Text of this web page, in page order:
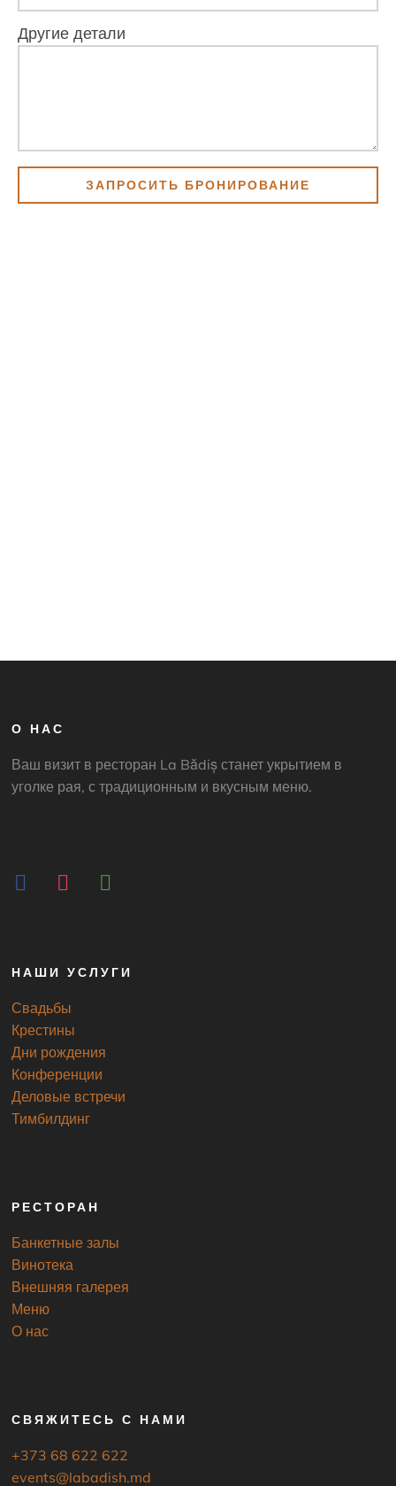
Другие детали
О НАС
Ваш визит в ресторан La Bădiș станет укрытием в
уголке рая, с традиционным и вкусным меню.
facebookinstagramtripadvisor
НАШИ УСЛУГИ
Свадьбы
Крестины
Дни рождения
Конференции
Деловые встречи
Тимбилдинг
РЕСТОРАН
Банкетные залы
Винотека
Внешняя галерея
Меню
О нас
СВЯЖИТЕСЬ С НАМИ
+373 68 622 622
events@labadish.md